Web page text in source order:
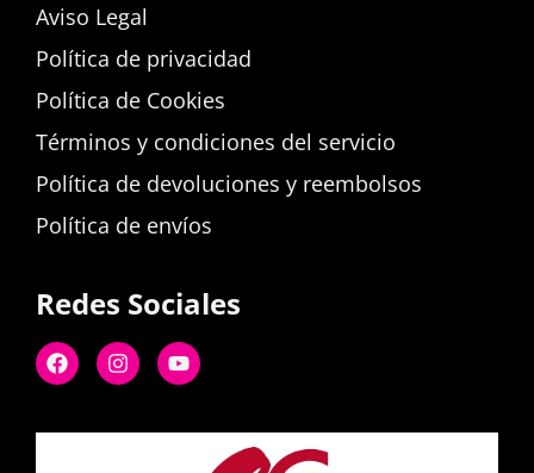
Aviso Legal
Política de privacidad
Política de Cookies
Términos y condiciones del servicio
Política de devoluciones y reembolsos
Política de envíos
Redes Sociales